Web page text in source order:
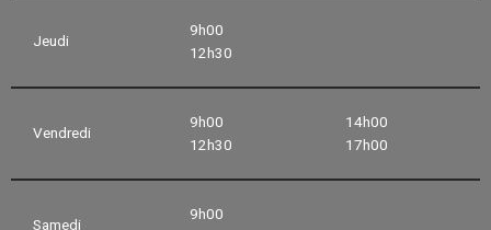
Jeudi
9h00
12h30
Vendredi
9h00
12h30
14h00
17h00
Samedi
9h00